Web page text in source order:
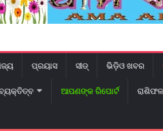
ପ୍ରୟାସ ସୀଡ୍ ଭିଡ଼ିଓ ଖବର
ଆପଣଙ୍କ ରିପୋର୍ଟ ରାଶିଫଳ